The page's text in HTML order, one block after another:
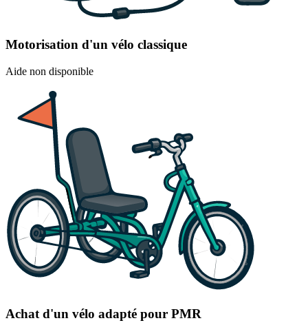
Motorisation d'un vélo classique
Aide non disponible
Achat d'un vélo adapté pour PMR